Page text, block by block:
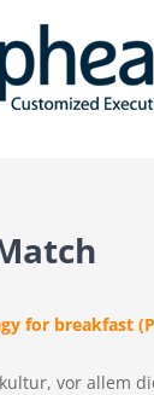
for breakfast
vor allem